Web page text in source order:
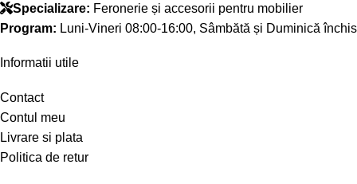
Specializare: Feronerie și accesorii pentru mobilier
Program: Luni-Vineri 08:00-16:00, Sâmbătă și Duminică închis
Informatii utile
Contact
Contul meu
Livrare si plata
Politica de retur